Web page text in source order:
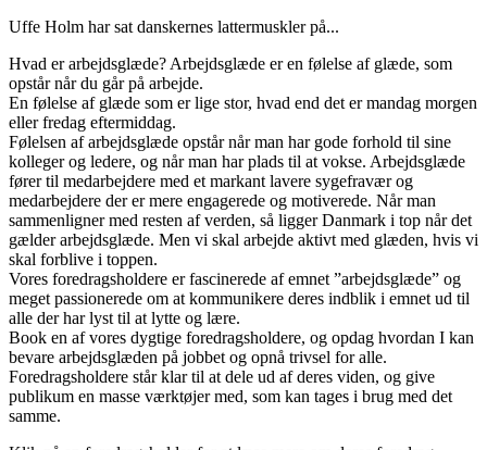
Uffe Holm har sat danskernes lattermuskler på...
Hvad er arbejdsglæde? Arbejdsglæde er en følelse af glæde, som
opstår når du går på arbejde.
En følelse af glæde som er lige stor, hvad end det er mandag morgen
eller fredag eftermiddag.
Følelsen af arbejdsglæde opstår når man har gode forhold til sine
kolleger og ledere, og når man har plads til at vokse. Arbejdsglæde
fører til medarbejdere med et markant lavere sygefravær og
medarbejdere der er mere engagerede og motiverede. Når man
sammenligner med resten af verden, så ligger Danmark i top når det
gælder arbejdsglæde. Men vi skal arbejde aktivt med glæden, hvis vi
skal forblive i toppen.
Vores foredragsholdere er fascinerede af emnet ”arbejdsglæde” og
meget passionerede om at kommunikere deres indblik i emnet ud til
alle der har lyst til at lytte og lære.
Book en af vores dygtige foredragsholdere, og opdag hvordan I kan
bevare arbejdsglæden på jobbet og opnå trivsel for alle.
Foredragsholdere står klar til at dele ud af deres viden, og give
publikum en masse værktøjer med, som kan tages i brug med det
samme.